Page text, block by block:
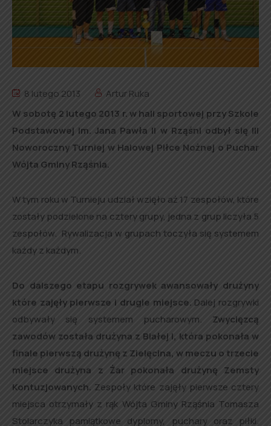
8 lutego 2013
Artur Ruka
W sobotę 2 lutego 2013 r. w hali sportowej przy Szkole
Podstawowej im. Jana Pawła II w Rząśni odbył się III
Noworoczny Turniej w Halowej Piłce Nożnej o Puchar
Wójta Gminy Rząśnia.
W tym roku w Turnieju udział wzięło aż 17 zespołów, które
zostały podzielone na cztery grupy, jedna z grup liczyła 5
zespołów. Rywalizacja w grupach toczyła się systemem
każdy z każdym.
Do dalszego etapu rozgrywek awansowały drużyny
które zajęły pierwsze i drugie miejsce. Dalej rozgrywki
odbywały się systemem pucharowym. Zwycięzcą
zawodów została drużyna z Białej I, która pokonała w
finale pierwszą drużynę z Zielęcina, w meczu o trzecie
miejsce drużyna z Żar pokonała drużynę Zemsty
Kontuzjowanych. Zespoły które zajęły pierwsze cztery
miejsca otrzymały z rąk Wójta Gminy Rząśnia Tomasza
Stolarczyka pamiątkowe dyplomy, puchary oraz piłki.